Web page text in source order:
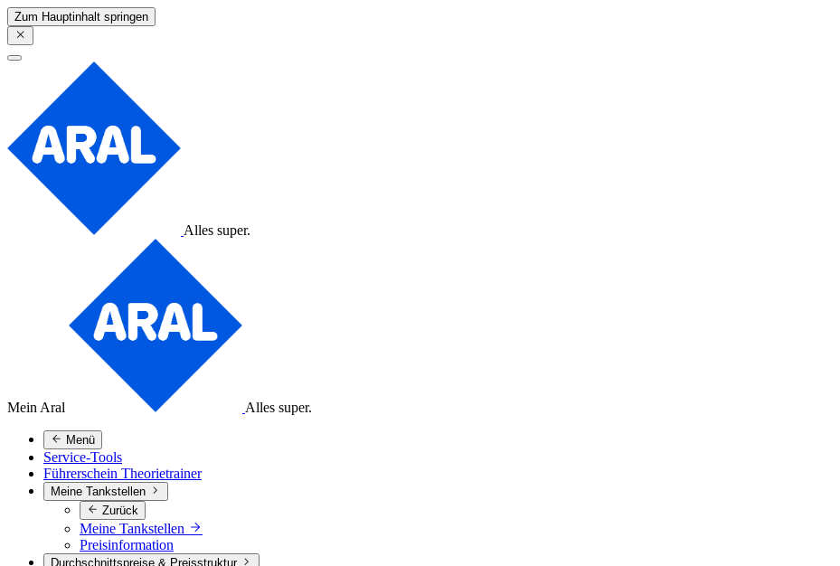
Zum Hauptinhalt springen
Alles super.
Mein Aral Alles super.
Menü
Service-Tools
Führerschein Theorietrainer
Meine Tankstellen
Zurück
Meine Tankstellen
Preisinformation
Durchschnittspreise & Preisstruktur